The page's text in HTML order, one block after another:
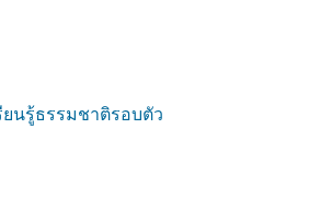
นรู้ธรรมชาติรอบตัว